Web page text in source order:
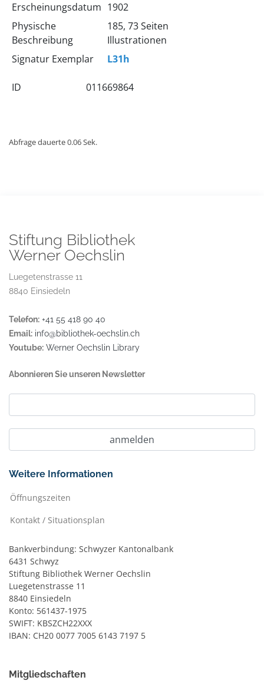
Erscheinungsdatum 1902
Physische
Beschreibung
185, 73 Seiten
Illustrationen
Signatur Exemplar
L31h
ID 011669864
Abfrage dauerte 0.06 Sek.
Stiftung Bibliothek
Werner Oechslin
Luegetenstrasse 11
8840 Einsiedeln
Telefon: +41 55 418 90 40
Email: info@bibliothek-oechslin.ch
Youtube: Werner Oechslin Library
Abonnieren Sie unseren Newsletter
Weitere Informationen
Öffnungszeiten
Kontakt / Situationsplan
Bankverbindung: Schwyzer Kantonalbank
6431 Schwyz
Stiftung Bibliothek Werner Oechslin
Luegetenstrasse 11
8840 Einsiedeln
Konto: 561437-1975
SWIFT: KBSZCH22XXX
IBAN: CH20 0077 7005 6143 7197 5
Mitgliedschaften